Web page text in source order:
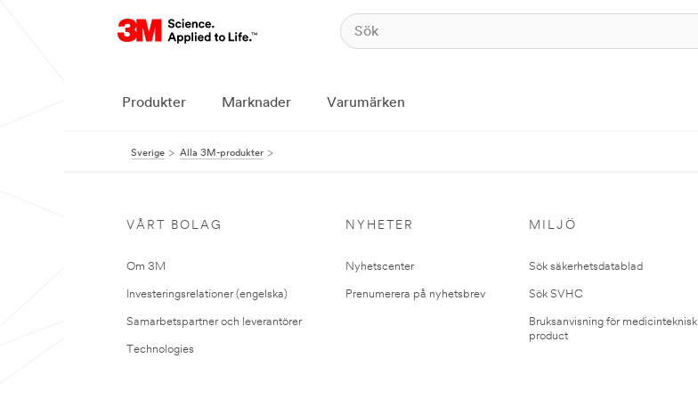
Produkter Marknader Varumärken
Sverige Alla 3M-produkter
VÅRT BOLAG
Om 3M
Investeringsrelationer (engelska)
Samarbetspartner och leverantörer
Technologies
NYHETER
Nyhetscenter
Prenumerera på nyhetsbrev
MILJÖ
Sök säkerhetsdatablad
Sök SVHC
Bruksanvisning för medicinteknisk
product